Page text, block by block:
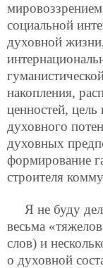
социальной
духовной
накопления,
ценностей,
духовного
духовных
формирование
строителя
Я не буду
весьма
слов) и
о духовной